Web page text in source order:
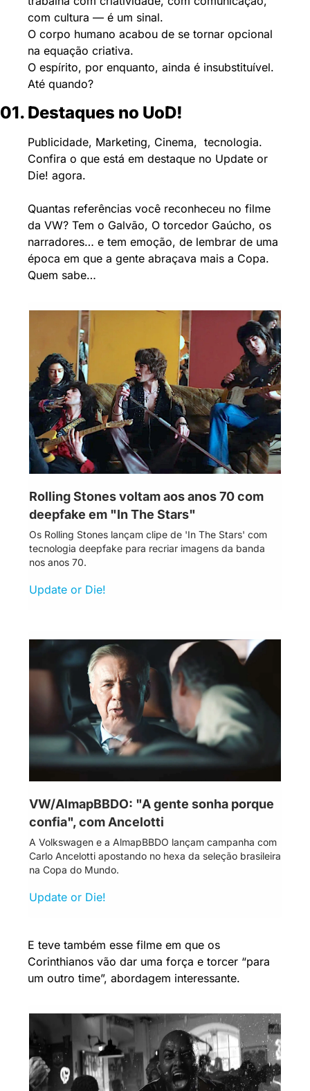
com cultura — é um sinal.
O corpo humano acabou de se tornar opcional
na equação criativa.
O espírito, por enquanto, ainda é insubstituível.
Até quando?​​​​​​​​​​​​​​​​
01. Destaques no UoD!
Publicidade, Marketing, Cinema,  tecnologia.
Confira o que está em destaque no Update or
Die! agora.
Quantas referências você reconheceu no filme
da VW? Tem o Galvão, O torcedor Gaúcho, os
narradores… e tem emoção, de lembrar de uma
época em que a gente abraçava mais a Copa.
Quem sabe…
Rolling Stones voltam aos anos 70 com
deepfake em "In The Stars"
Os Rolling Stones lançam clipe de 'In The Stars' com
tecnologia deepfake para recriar imagens da banda
nos anos 70.
Update or Die!
VW/AlmapBBDO: "A gente sonha porque
confia", com Ancelotti
A Volkswagen e a AlmapBBDO lançam campanha com
Carlo Ancelotti apostando no hexa da seleção brasileira
na Copa do Mundo.
Update or Die!
E teve também esse filme em que os
Corinthianos vão dar uma força e torcer “para
um outro time”, abordagem interessante.